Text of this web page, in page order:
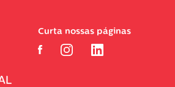
Curta nossas páginas